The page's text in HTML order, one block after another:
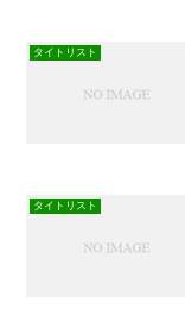
タイトリスト
タイトリスト